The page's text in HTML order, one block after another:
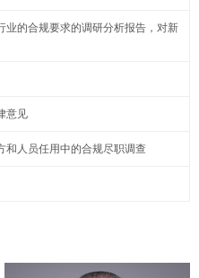
业的合规要求的调研分析报告，对新
意见
和人员任用中的合规尽职调查